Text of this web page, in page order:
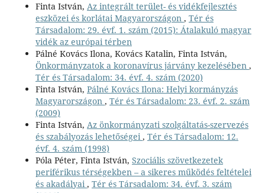
Finta István, Az integrált terület- és vidékfejlesztés
eszközei és korlátai Magyarországon , Tér és
Társadalom: 29. évf. 1. szám (2015): Átalakuló magyar
vidék az európai térben
Pálné Kovács Ilona, Kovács Katalin, Finta István,
Önkormányzatok a koronavírus járvány kezelésében ,
Tér és Társadalom: 34. évf. 4. szám (2020)
Finta István, Pálné Kovács Ilona: Helyi kormányzás
Magyarországon , Tér és Társadalom: 23. évf. 2. szám
(2009)
Finta István, Az önkormányzati szolgáltatás-szervezés
és szabályozás lehetőségei, Tér és Társadalom: 12.
évf. 4. szám (1998)
Póla Péter, Finta István, Szociális szövetkezetek
periférikus térségekben – a sikeres működés feltételei
és akadályai, Tér és Társadalom: 34. évf. 3. szám